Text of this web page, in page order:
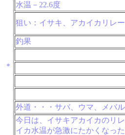
＊
水温－22.6度
狙い：イサキ、アカイカリレ
釣果
外道・・・サバ、ウマ、メバル
今日は、イサキアカイカのリ
イカ水温が急激にたかくなっ